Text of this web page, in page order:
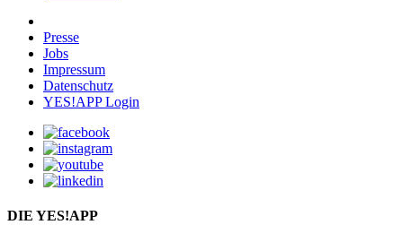
Presse
Jobs
Impressum
Datenschutz
YES!APP Login
DIE YES!APP